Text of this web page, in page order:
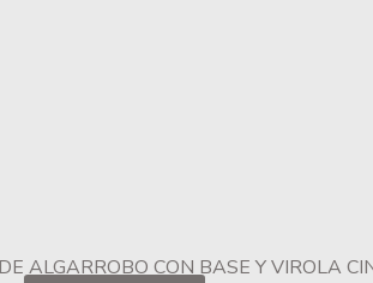
ALGARROBO CON BASE Y VIROLA